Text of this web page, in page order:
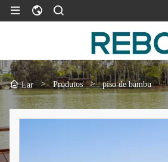
Lar > Produtos > piso de bambu